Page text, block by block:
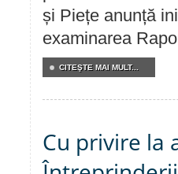
și Piețe anunță
examinarea
CITEŞTE MAI MULT...
Cu privire la